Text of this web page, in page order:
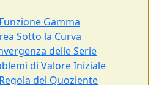
Gamma
Sotto la Curva
delle Serie
di Valore Iniziale
del Quoziente